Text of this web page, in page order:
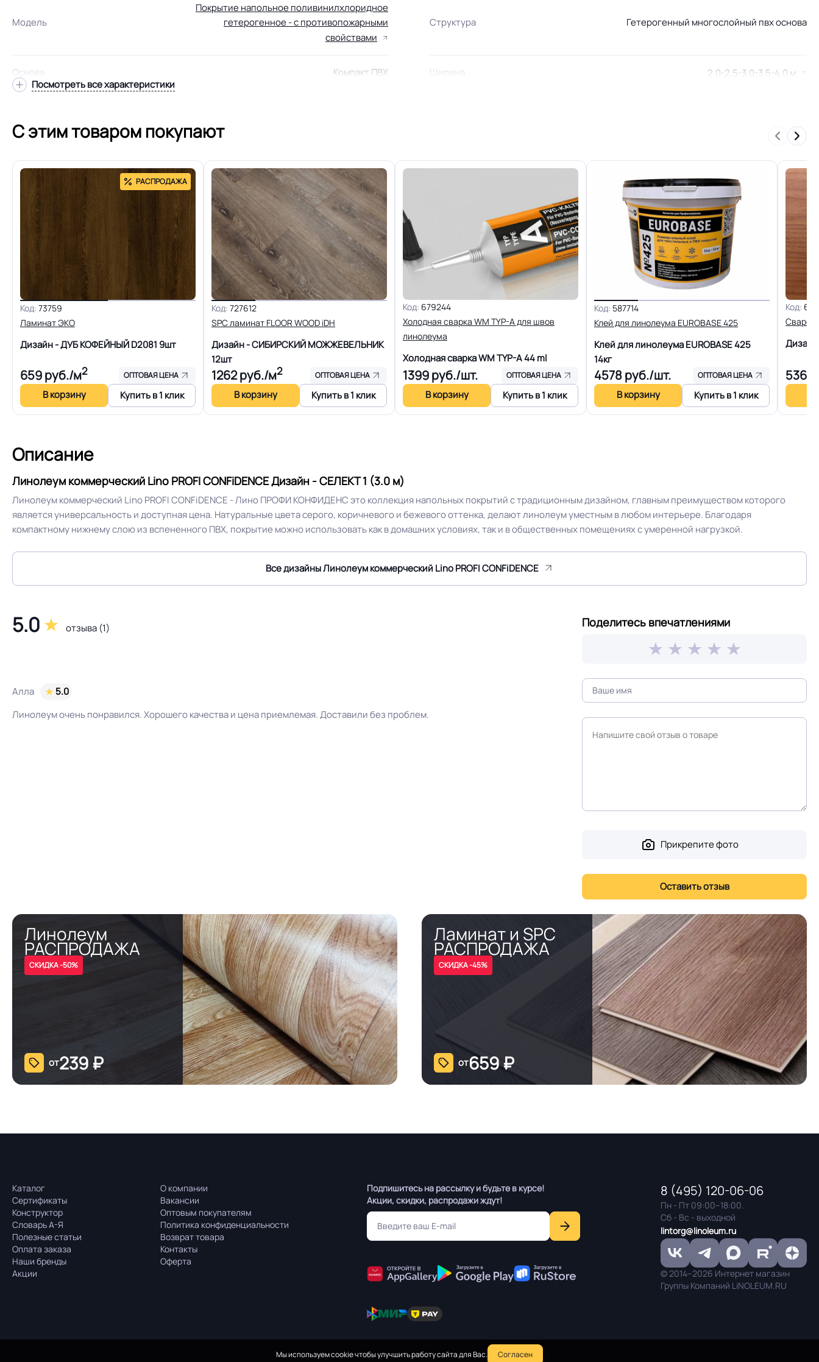
Модель
Покрытие напольное поливинилхлоридное
гетерогенное - с противопожарными
свойствами
Структура Гетерогенный многослойный пвх основа
Основа Компакт ПВХ Ширина 2.0-2.5-3.0-3.5-4.0 м
Для кухни, Для небольшого офиса, Для
Для оптовой продажи, Для розницы в магазин
Допуск изменения толщин +-10% мм Класс горючести
КМ 2 по ФЗ 123 от 22.07.2008г, где В2, Д2, Т2,
РП1
23/33 кл. Группа истираемости Группа Т
Устойчивость к химии Особенности коллекции
Доступная цена, современные дизайны, не
впитывает влагу, безопасен для здоровья
Защитный слой 0.45 мм (450) мкм +-10% мкм
Допуск изменения линейных
размеров
+-10% % Доп. защита рабочего слоя
Шумоизоляция 16 Дб Форма поставки и мин. партии Оптом. В розницу от 1 рулона. Отрез от 1 м.пог.
Система примыкания к стенам Способ укладки
EUROPROF 522 контакт / EUROPROF 521
Сертифицирован на территории РФ и СНГ
Остаточная деформация
ГОСТ 30402-96 , ГОСТ P51032-97, ГОСТ 12.1.044-
89 / км2 /
Посмотреть все характеристики
С этим товаром покупают
РАСПРОДАЖА
Код: 73759
Ламинат ЭКО
Дизайн - ДУБ КОФЕЙНЫЙ D2081 9шт
659руб./м2 ОПТОВАЯ ЦЕНА
В корзину Купить в 1 клик
Код: 727612
SPC ламинат FLOOR WOOD iDH
Дизайн - СИБИРСКИЙ МОЖЖЕВЕЛЬНИК
12шт
1262руб./м2 ОПТОВАЯ ЦЕНА
В корзину Купить в 1 клик
Код: 679244
Холодная сварка WM TYP-A для швов
линолеума
Холодная сварка WM TYP-A44 ml
1399руб./шт. ОПТОВАЯ ЦЕНА
В корзину Купить в 1 клик
Код: 587714
Клей для линолеума EUROBASE 425
Клей для линолеума EUROBASE 425
14кг
4578руб./шт. ОПТОВАЯ ЦЕНА
В корзину Купить в 1 клик
Код:
5369
Описание
Линолеум коммерческий Lino PROFI CONFiDENCE Дизайн - СЕЛЕКТ 1 (3.0 м)
Линолеум коммерческий Lino PROFI CONFiDENCE - Лино ПРОФИ КОНФИДЕНС это коллекция напольных покрытий с традиционным дизайном, главным преимуществом которого
является универсальность и доступная цена. Натуральные цвета серого, коричневого и бежевого оттенка, делают линолеум уместным в любом интерьере. Благодаря
компактному нижнему слою из вспененного ПВХ, покрытие можно использовать как в домашних условиях, так и в общественных помещениях с умеренной нагрузкой.
Все дизайны Линолеум коммерческий Lino PROFI CONFiDENCE
5.0 отзыва (1)
Алла
5.0
Линолеум очень понравился. Хорошего качества и цена приемлемая. Доставили без проблем.
Поделитесь впечатлениями
Прикрепите фото
Линолеум
РАСПРОДАЖА
СКИДКА -50%
от239 ₽
Ламинат и SPC
РАСПРОДАЖА
СКИДКА -45%
от659₽
Каталог
Сертификаты
Конструктор
Словарь А-Я
Полезные статьи
Оплата заказа
Наши бренды
Акции
О компании
Вакансии
Оптовым покупателям
Политика конфиденциальности
Возврат товара
Контакты
Оферта
Подпишитесь на рассылку и будьте в курсе!
Акции, скидки, распродажи ждут!
8 (495) 120-06-06
Пн - Пт 09:00–18:00.
Сб - Вс - выходной
lintorg@linoleum.ru
© 2014–2026 Интернет магазин
Группы Компаний LiNOLEUM.RU
Мы используем cookie чтобы улучшить работу сайта для Вас. Согласен